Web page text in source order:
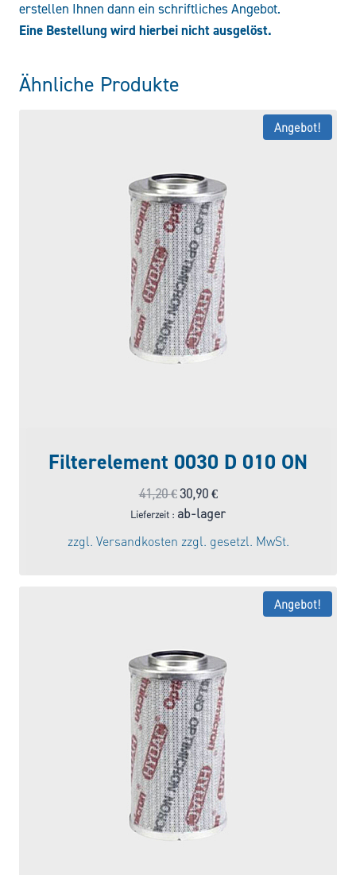
erstellen Ihnen dann ein schriftliches Angebot.
Eine Bestellung wird hierbei nicht ausgelöst.
Ähnliche Produkte
Angebot!
Filterelement 0030 D 010 ON
41,20€Ursprünglicher
Preis
war:
41,20 €
30,90 €Aktueller
Preis
Lieferzeit : ab-lager
zzgl. Versandkosten zzgl. gesetzl. MwSt.
Angebot!